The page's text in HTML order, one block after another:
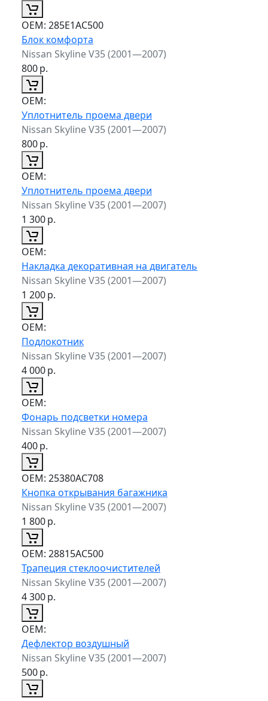
ОЕМ: 285E1AC500
Блок комфорта
Nissan Skyline V35 (2001—2007)
800р.
ОЕМ:
Уплотнитель проема двери
Nissan Skyline V35 (2001—2007)
800р.
ОЕМ:
Уплотнитель проема двери
Nissan Skyline V35 (2001—2007)
1 300р.
ОЕМ:
Накладка декоративная на двигатель
Nissan Skyline V35 (2001—2007)
1 200р.
ОЕМ:
Подлокотник
Nissan Skyline V35 (2001—2007)
4 000р.
ОЕМ:
Фонарь подсветки номера
Nissan Skyline V35 (2001—2007)
400р.
ОЕМ: 25380AC708
Кнопка открывания багажника
Nissan Skyline V35 (2001—2007)
1 800р.
ОЕМ: 28815AC500
Трапеция стеклоочистителей
Nissan Skyline V35 (2001—2007)
4 300р.
ОЕМ:
Дефлектор воздушный
Nissan Skyline V35 (2001—2007)
500р.